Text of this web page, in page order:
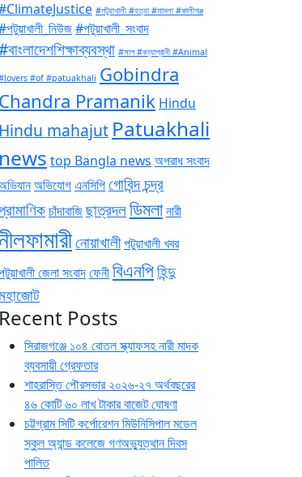
#পটুয়াখালী #হত্যা #মামলা #কালীগঞ্জ
#পটুয়াখালী_সংবাদ
#সাপ #বন্যাপ্রানী #Animal
#of #patuakhali Gobindra
Chandra Pramanik Hindu
Hindu mahajut Patuakhali
news top Bangla news অপরাধ সংবাদ
অভিযোগএনসিপিগোবিন্দ চন্দ্র
চাঁদাবাজিছাত্রদলডিমলানারী
নোয়াখালীপটুয়াখালী খবর
জেলা সংবাদফেনীবিএনপিহিন্দু
Recent Posts
সিরাজগঞ্জে ১০৪ বোতল স্ক্যাফসহ নারী মাদক
ব্যবসায়ী গ্রেফতার
শাহরাস্তি পৌরসভার ২০২৬-২৭ অর্থবছরের
৪৬ কোটি ৬০ লাখ টাকার বাজেট ঘোষণা
চট্টগ্রাম সিটি কর্পোরেশন মিউনিসিপাল মডেল
স্কুল অ্যান্ড কলেজে গণঅভ্যুত্থান দিবস
পালিত